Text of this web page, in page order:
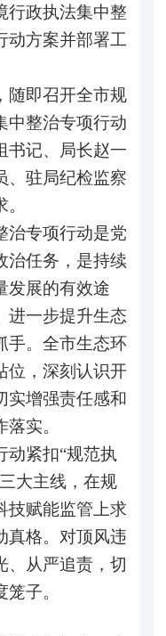
行政执法集中整
动方案并部署工
随即召开全市规
中整治专项行动
书记、局长赵一
、驻局纪检监察
治专项行动是党
治任务，是持续
发展的有效途
进一步提升生态
手。全市生态环
位，深刻认识开
实增强责任感和
实。
动紧扣“规范执
大主线，在规
技赋能监管上求
真格。对顶风违
、从严追责，切
子。